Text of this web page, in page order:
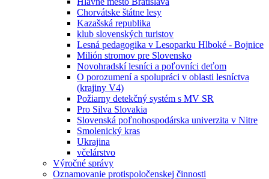
Chorvátske štátne lesy
Kazašská republika
klub slovenských turistov
Lesná pedagogika v Lesoparku Hlboké - Bojnice
Milión stromov pre Slovensko
Novohradskí lesníci a poľovníci deťom
O porozumení a spolupráci v oblasti lesníctva
(krajiny V4)
Požiarny detekčný systém s MV SR
Pro Silva Slovakia
Slovenská poľnohospodárska univerzita v Nitre
Smolenický kras
Ukrajina
včelárstvo
Výročné správy
Oznamovanie protispoločenskej činnosti